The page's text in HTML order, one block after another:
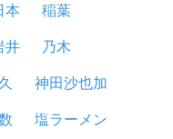
本
稲葉
井
乃木
神田沙也加
塩ラーメン